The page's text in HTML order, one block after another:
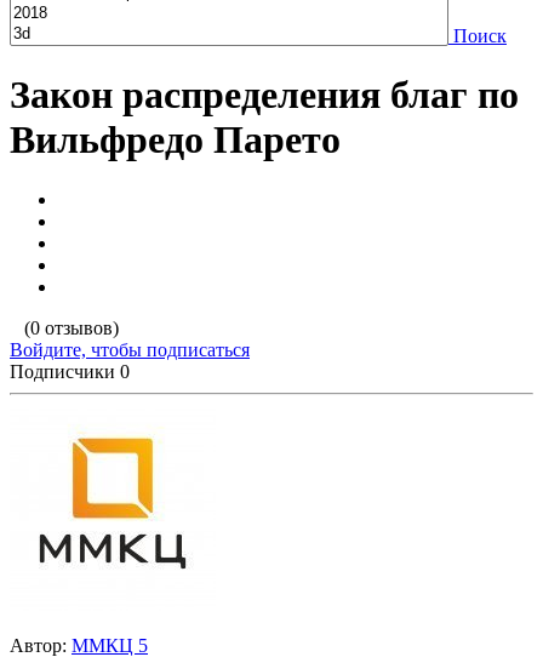
Поиск
Закон распределения благ по
Вильфредо Парето
(0 отзывов)
Войдите, чтобы подписаться
Подписчики 0
Автор: ММКЦ 5